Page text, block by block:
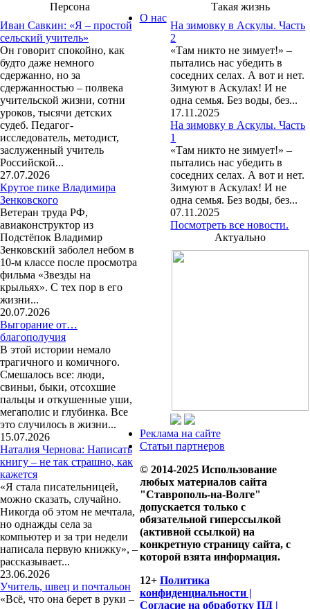
Персона
Иван Савкин: «Я – простой
сельский учитель»
Он говорит спокойно, как
будто даже немного
сдержанно, но за
сдержанностью – полвека
учительской жизни, сотни
уроков, тысячи детских
судеб. Педагог-
исследователь, методист,
заслуженный учитель
Российской...
27.07.2026
Крутое пике Владимира
Зенковского
Ветеран труда РФ,
авиаконструктор из
Подстёпок Владимир
Зенковский заболел небом в
10-м классе после просмотра
фильма «Звезды на
крыльях». С тех пор в его
жизни...
20.07.2026
Выгорание от…
благополучия
В этой истории немало
трагичного и комичного.
Смешалось все: люди,
свиньи, быки, отсохшие
пальцы и откушенные уши,
мегаполис и глубинка. Все
это случилось в жизни...
15.07.2026
Наталия Чернова: Написать
книгу – не так страшно, как
кажется
«Я стала писательницей,
можно сказать, случайно.
Никогда об этом не мечтала,
но однажды села за
компьютер и за три недели
написала первую книжку», –
рассказывает...
23.06.2026
Учитель, швец и почтальон
«Всё, что она берет в руки –
Такая жизнь
На зимовку в Аскулы. Часть
2
«Там никто не зимует!» –
пытались нас убедить в
соседних селах. А вот и нет.
Зимуют в Аскулах! И не
одна семья. Без воды, без...
17.11.2025
На зимовку в Аскулы. Часть
1
«Там никто не зимует!» –
пытались нас убедить в
соседних селах. А вот и нет.
Зимуют в Аскулах! И не
одна семья. Без воды, без...
07.11.2025
Посмотреть все новости.
Актуально
О нас
Реклама на сайте
Статьи партнеров
© 2014-2025 Использование
любых материалов сайта
"Ставрополь-на-Волге"
допускается только с
обязательной гиперссылкой
(активной ссылкой) на
конкретную страницу сайта, с
которой взята информация.
12+ Политика
конфиденциальности |
Согласие на обработку ПД |